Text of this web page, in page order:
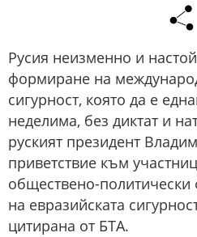
Русия неизменно и
формиране на
сигурност, която да е
неделима, без диктат и
руският президент
приветствие към
обществено-
на евразийската
цитирана от БТА.